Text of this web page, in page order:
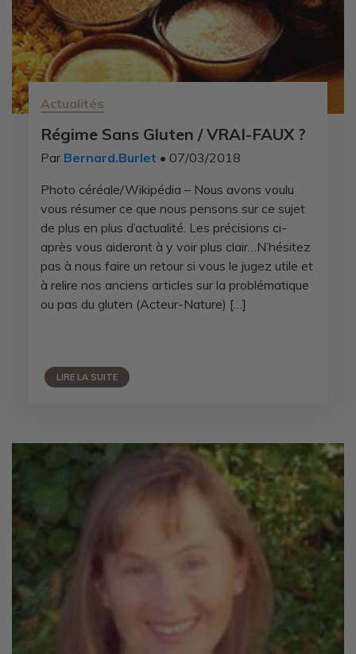
Actualités
Régime Sans Gluten / VRAI-FAUX ?
Par Bernard.Burlet • 07/03/2018
Photo céréale/Wikipédia – Nous avons voulu
vous résumer ce que nous pensons sur ce sujet
de plus en plus d’actualité. Les précisions ci-
après vous aideront à y voir plus clair…N’hésitez
pas à nous faire un retour si vous le jugez utile et
à relire nos anciens articles sur la problématique
ou pas du gluten (Acteur-Nature) […]
LIRE LA SUITE